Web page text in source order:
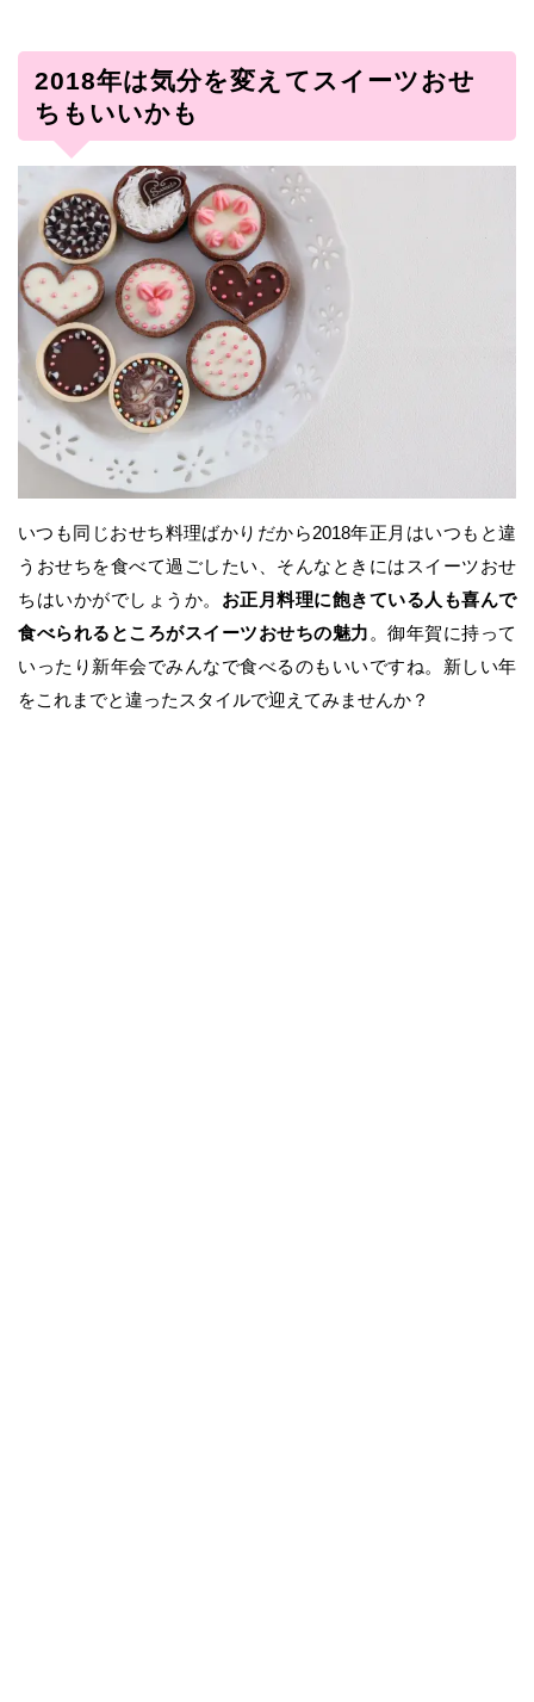
2018年は気分を変えてスイーツおせ
ちもいいかも
いつも同じおせち料理ばかりだから2018年正月はいつもと違
うおせちを食べて過ごしたい、そんなときにはスイーツおせ
ちはいかがでしょうか。 お正月料理に飽きている人も喜んで
食べられるところがスイーツおせちの魅力 。御年賀に持って
いったり新年会でみんなで食べるのもいいですね。新しい年
をこれまでと違ったスタイルで迎えてみませんか？